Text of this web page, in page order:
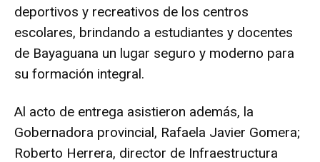
deportivos y recreativos de los centros
escolares, brindando a estudiantes y docentes
de Bayaguana un lugar seguro y moderno para
su formación integral.
Al acto de entrega asistieron además, la
Gobernadora provincial, Rafaela Javier Gomera;
Roberto Herrera, director de Infraestructura